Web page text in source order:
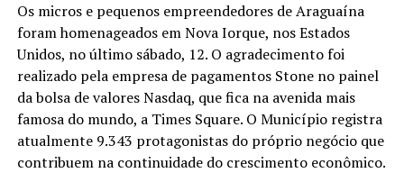
Os micros e pequenos empreendedores de Araguaína
foram homenageados em Nova Iorque, nos Estados
Unidos, no último sábado, 12. O agradecimento foi
realizado pela empresa de pagamentos Stone no painel
da bolsa de valores Nasdaq, que fica na avenida mais
famosa do mundo, a Times Square. O Município registra
atualmente 9.343 protagonistas do próprio negócio que
contribuem na continuidade do crescimento econômico.